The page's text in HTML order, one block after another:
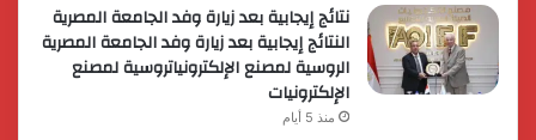
نتائج إيجابية بعد زيارة وفد الجامعة المصرية
النتائج إيجابية بعد زيارة وفد الجامعة المصرية
الروسية لمصنع الإلكترونياتروسية لمصنع
الإلكترونيات
منذ 5 أيام